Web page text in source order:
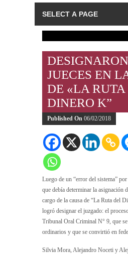
JUECES EN
DE «LA RUTA
DINERO K”
Published On 06/02/2018
Luego de un “error del sistema”
que debía determinar la asignación
cargo de la causa de “La Ruta del
logró designar el juzgado: el
Tribunal Oral Criminal N° 9, que
ordinarios y que se convirtió en
Silvia Mora, Alejandro Noceti y